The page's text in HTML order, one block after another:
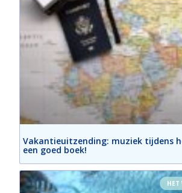
Vakantieuitzending: muziek tijdens
een goed boek!
HET